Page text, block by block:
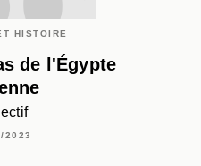
HISTOIRE
de l'Égypte
2023